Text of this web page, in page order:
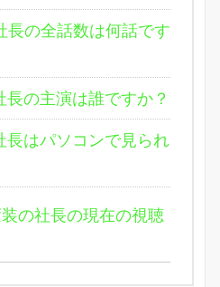
長の全話数は何話です
長の主演は誰ですか？
長はパソコンで見られ
の社長の現在の視聴